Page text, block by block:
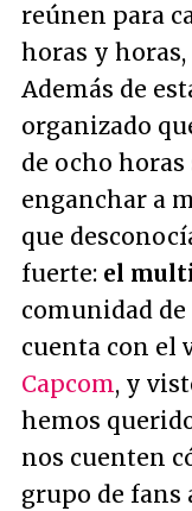
reúnen para
horas y
Además de
organizado
de ocho
enganchar a
que
fuerte: el
comunidad
cuenta con el
Capcom, y
hemos
nos cuenten
grupo de fans